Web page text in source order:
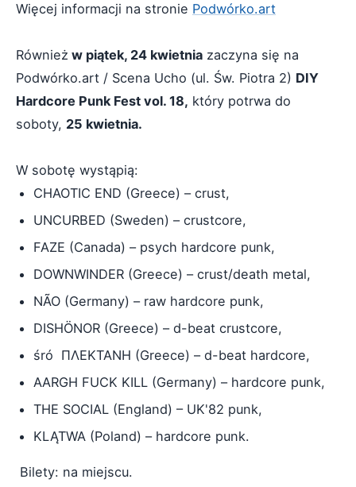
Więcej informacji na stronie Podwórko.art
Również w piątek, 24 kwietnia zaczyna się na
Podwórko.art / Scena Ucho (ul. Św. Piotra 2) DIY
Hardcore Punk Fest vol. 18, który potrwa do
soboty, 25 kwietnia.
W sobotę wystąpią:
CHAOTIC END (Greece) – crust,
UNCURBED (Sweden) – crustcore,
FAZE (Canada) – psych hardcore punk,
DOWNWINDER (Greece) – crust/death metal,
NÃO (Germany) – raw hardcore punk,
DISHÖNOR (Greece) – d-beat crustcore,
śró ΠΛΕΚΤΑΝΗ (Greece) – d-beat hardcore,
AARGH FUCK KILL (Germany) – hardcore punk,
THE SOCIAL (England) – UK'82 punk,
KLĄTWA (Poland) – hardcore punk.
Bilety: na miejscu.